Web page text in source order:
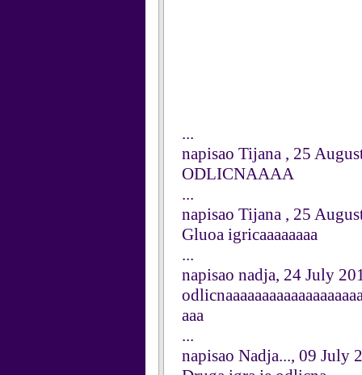
...
napisao Tijana , 25
ODLICNAAAA
...
napisao Tijana , 25
Gluoa igricaaaaaaaa
...
napisao nadja, 24 July
aaa
...
napisao Nadja..., 09 July